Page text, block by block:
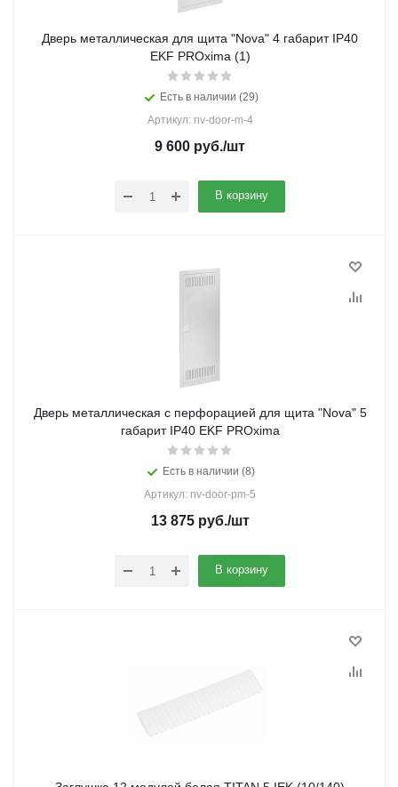
Дверь металлическая для щита "Nova" 4 габарит IP40
EKF PROxima (1)
Есть в наличии (29)
Артикул: nv-door-m-4
9 600 руб./шт
В корзину
Дверь металлическая с перфорацией для щита "Nova" 5
габарит IP40 EKF PROxima
Есть в наличии (8)
Артикул: nv-door-pm-5
13 875руб./шт
В корзину